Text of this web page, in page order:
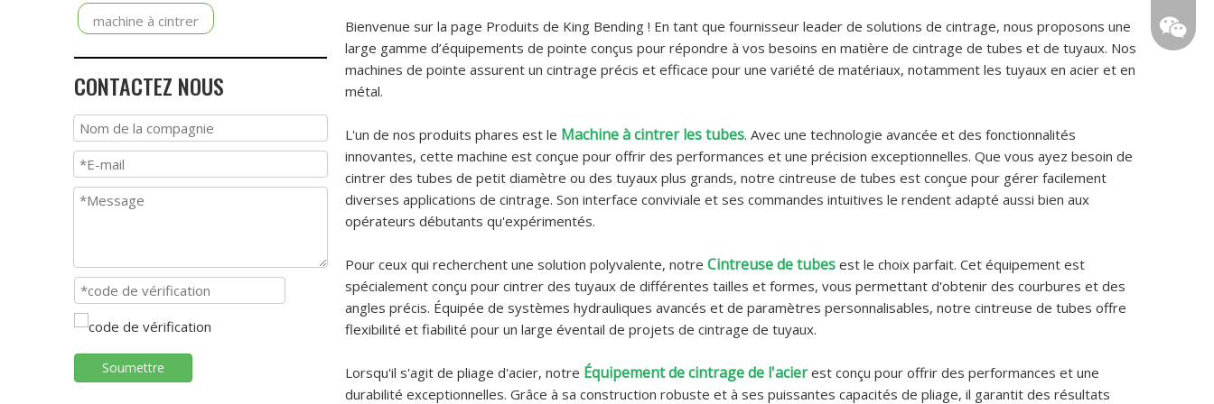
machine à cintrer
CONTACTEZ NOUS
Soumettre
Bienvenue sur la page Produits de King Bending ! En tant que fournisseur leader de solutions de cintrage, nous proposons une
large gamme d’équipements de pointe conçus pour répondre à vos besoins en matière de cintrage de tubes et de tuyaux. Nos
machines de pointe assurent un cintrage précis et efficace pour une variété de matériaux, notamment les tuyaux en acier et en
métal.
L'un de nos produits phares est le Machine à cintrer les tubes. Avec une technologie avancée et des fonctionnalités
innovantes, cette machine est conçue pour offrir des performances et une précision exceptionnelles. Que vous ayez besoin de
cintrer des tubes de petit diamètre ou des tuyaux plus grands, notre cintreuse de tubes est conçue pour gérer facilement
diverses applications de cintrage. Son interface conviviale et ses commandes intuitives le rendent adapté aussi bien aux
opérateurs débutants qu'expérimentés.
Pour ceux qui recherchent une solution polyvalente, notre Cintreuse de tubes est le choix parfait. Cet équipement est
spécialement conçu pour cintrer des tuyaux de différentes tailles et formes, vous permettant d'obtenir des courbures et des
angles précis. Équipée de systèmes hydrauliques avancés et de paramètres personnalisables, notre cintreuse de tubes offre
flexibilité et fiabilité pour un large éventail de projets de cintrage de tuyaux.
Lorsqu'il s'agit de pliage d'acier, notre Équipement de cintrage de l'acierest conçu pour offrir des performances et une
durabilité exceptionnelles. Grâce à sa construction robuste et à ses puissantes capacités de pliage, il garantit des résultats
0086